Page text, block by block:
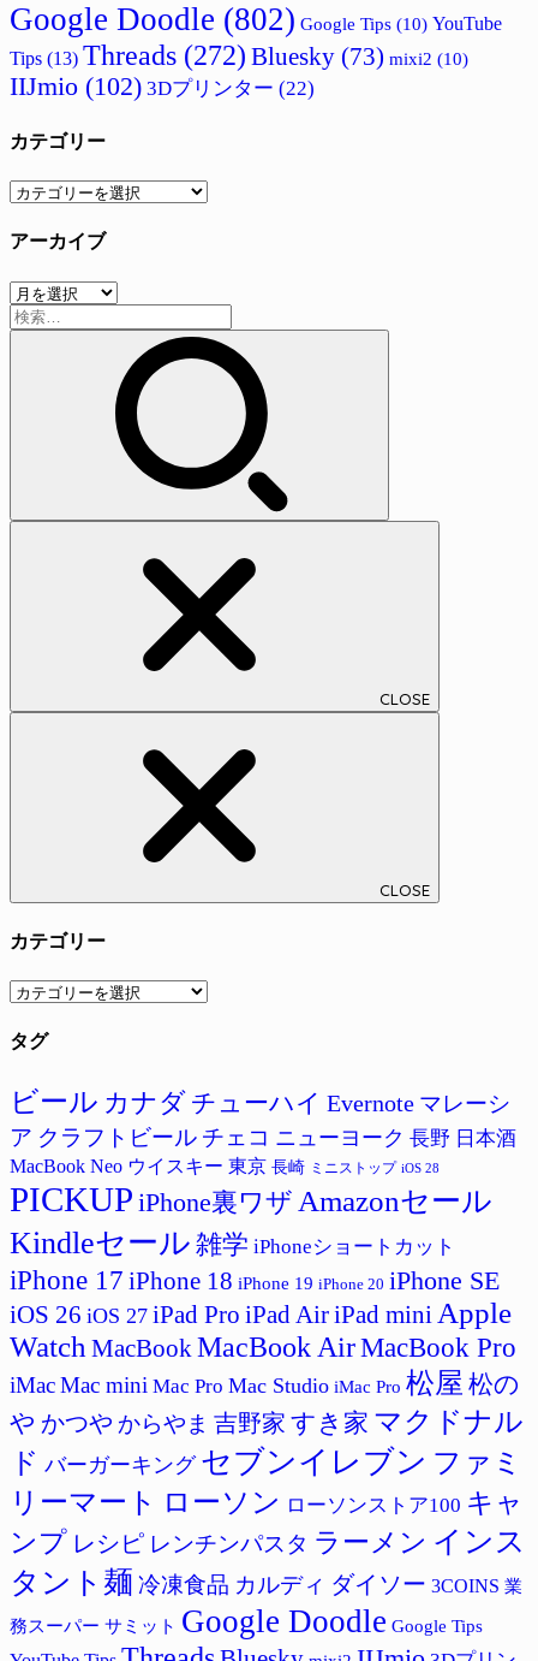
Google Doodle (802) Google Tips (10) YouTube
Tips (13) Threads (272) Bluesky (73) mixi2 (10)
IIJmio (102) 3Dプリンター (22)
カテゴリー
カ
ゴ
ー
アーカイブ
ア
ー
検
索:
CLOSE
CLOSE
カテゴリー
カ
ゴ
ー
タグ
ビール カナダ チューハイ Evernote マレーシ
ア クラフトビール チェコ ニューヨーク 長野 日本酒
MacBook Neo ウイスキー 東京 長崎 ミニストップ iOS 28
PICKUP iPhone裏ワザ Amazonセール
Kindleセール 雑学 iPhoneショートカット
iPhone 17 iPhone 18 iPhone 19 iPhone 20 iPhone SE
iOS 26 iOS 27 iPad Pro iPad AiriPad mini Apple
Watch MacBook MacBook AirMacBook Pro
iMacMac mini Mac Pro Mac Studio iMac Pro 松屋 松の
や かつや からやま 吉野家 すき家 マクドナル
ド バーガーキング セブンイレブン ファミ
リーマート ローソン ローソンストア100 キャ
ンプ レシピ レンチンパスタ ラーメン インス
タント麺 冷凍食品 カルディ ダイソー 3COINS 業
務スーパー サミット Google Doodle Google Tips